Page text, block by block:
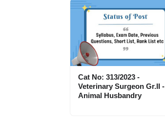
Cat No: 313/2023 -
Veterinary Surgeon Gr.II -
Animal Husbandry